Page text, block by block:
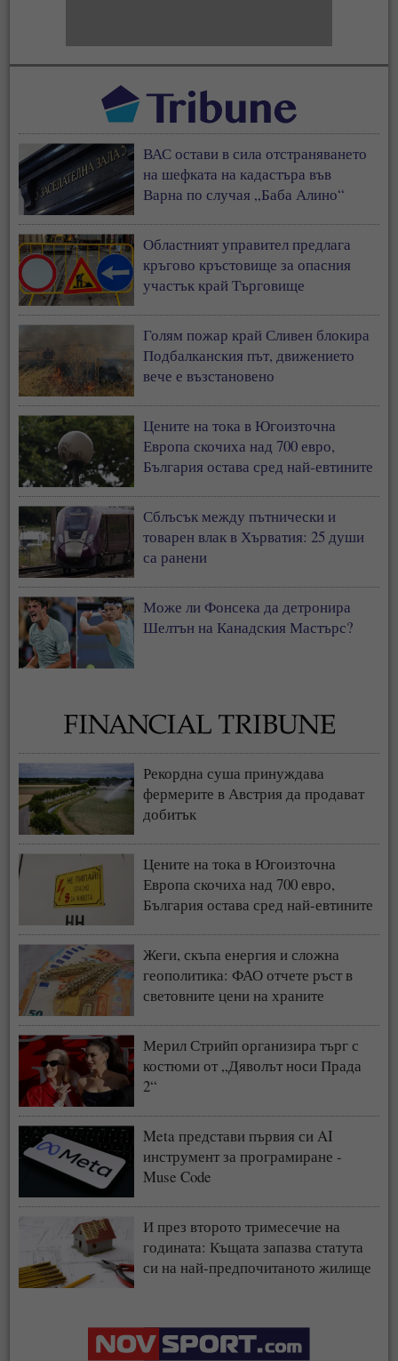
ВАС остави в сила отстраняването
на шефката на кадастъра във
Варна по случая „Баба Алино“
Областният управител предлага
кръгово кръстовище за опасния
участък край Търговище
Голям пожар край Сливен блокира
Подбалканския път, движението
вече е възстановено
Цените на тока в Югоизточна
Европа скочиха над 700 евро,
България остава сред най-евтините
Сблъсък между пътнически и
товарен влак в Хърватия: 25 души
са ранени
Може ли Фонсека да детронира
Шелтън на Канадския Мастърс?
Рекордна суша принуждава
фермерите в Австрия да продават
добитък
Цените на тока в Югоизточна
Европа скочиха над 700 евро,
България остава сред най-евтините
Жеги, скъпа енергия и сложна
геополитика: ФАО отчете ръст в
световните цени на храните
Мерил Стрийп организира търг с
костюми от „Дяволът носи Прада
2“
Meta представи първия си AI
инструмент за програмиране -
Muse Code
И през второто тримесечие на
годината: Къщата запазва статута
си на най-предпочитаното жилище